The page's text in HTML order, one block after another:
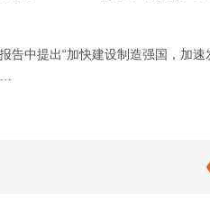
告中提出“加快建设制造强国，加